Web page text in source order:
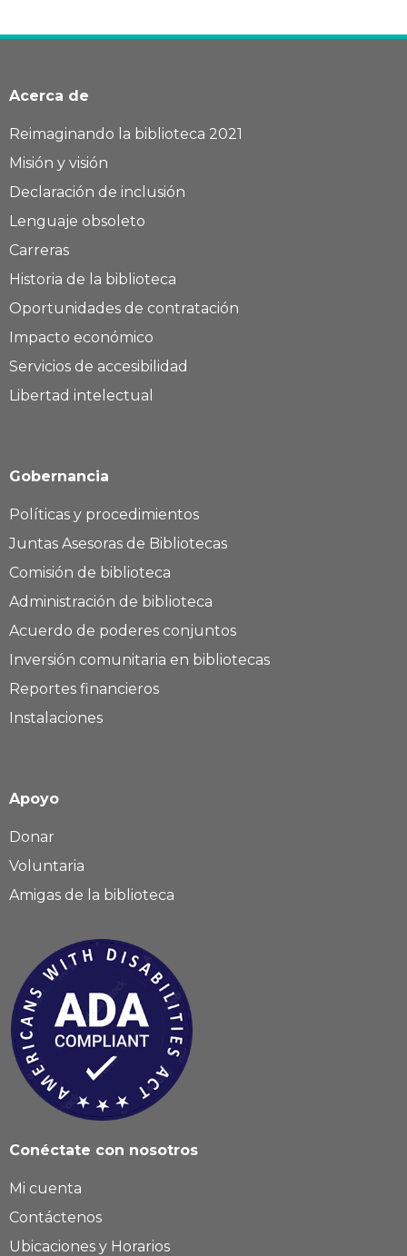
Acerca de
Reimaginando la biblioteca 2021
Misión y visión
Declaración de inclusión
Lenguaje obsoleto
Carreras
Historia de la biblioteca
Oportunidades de contratación
Impacto económico
Servicios de accesibilidad
Libertad intelectual
Gobernancia
Políticas y procedimientos
Juntas Asesoras de Bibliotecas
Comisión de biblioteca
Administración de biblioteca
Acuerdo de poderes conjuntos
Inversión comunitaria en bibliotecas
Reportes financieros
Instalaciones
Apoyo
Donar
Voluntaria
Amigas de la biblioteca
Conéctate con nosotros
Mi cuenta
Contáctenos
Ubicaciones y Horarios